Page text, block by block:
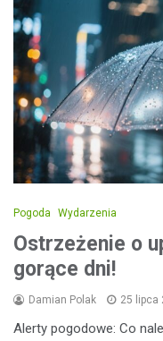
Pogoda Wydarzenia
Ostrzeżenie o
gorące dni!
Damian Polak 25 lipca
Alerty pogodowe: Co